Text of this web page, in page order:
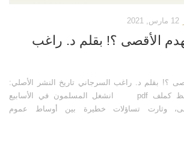
12 مارس, 2021
الأقصى ؟! بقلم د. راغب
؟! بقلم د. راغب السرجاني تاريخ النشر الأصلي:
25-10-2009 رابط الحفظ كملف pdf انشغل المسلمون في الأسابيع
وثارت تساؤلات خطيرة بين أوساط عموم